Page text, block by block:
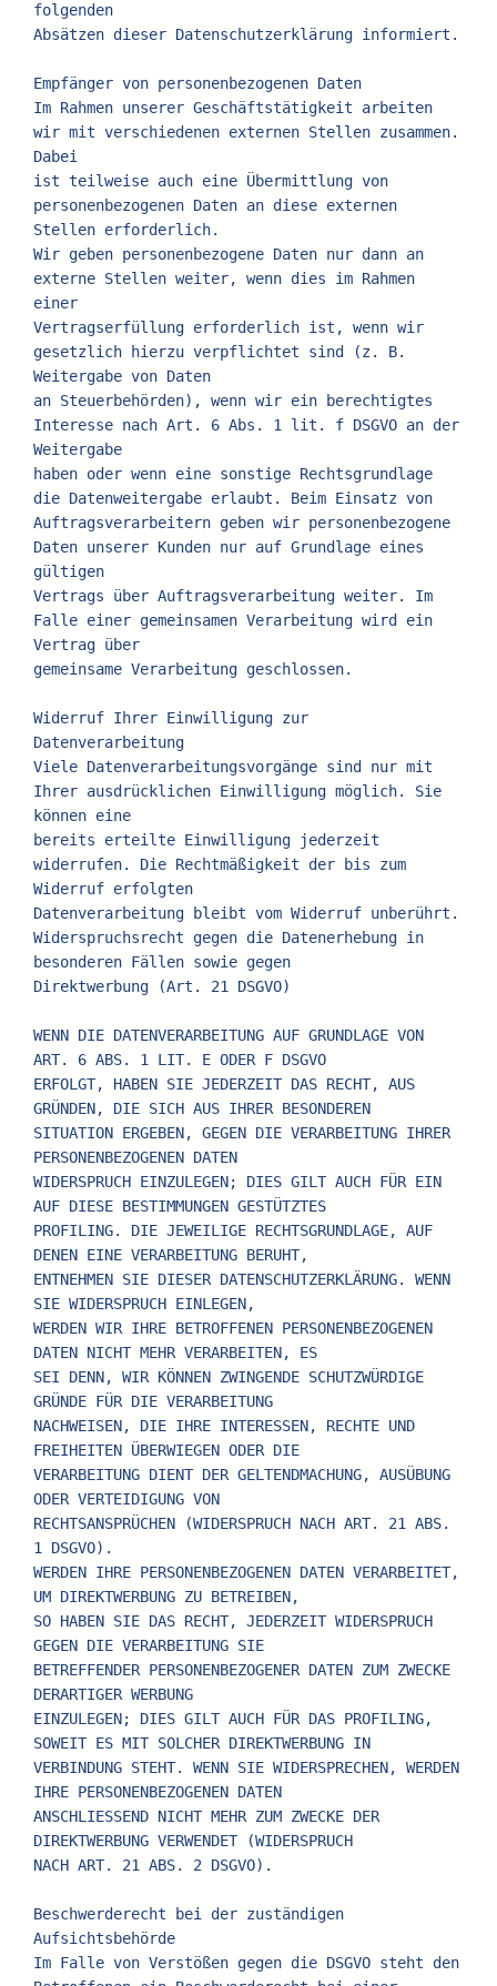
folgenden
Absätzen dieser Datenschutzerklärung informiert.
Empfänger von personenbezogenen Daten
Im Rahmen unserer Geschäftstätigkeit arbeiten
wir mit verschiedenen externen Stellen zusammen.
Dabei
ist teilweise auch eine Übermittlung von
personenbezogenen Daten an diese externen
Stellen erforderlich.
Wir geben personenbezogene Daten nur dann an
externe Stellen weiter, wenn dies im Rahmen
einer
Vertragserfüllung erforderlich ist, wenn wir
gesetzlich hierzu verpflichtet sind (z. B.
Weitergabe von Daten
an Steuerbehörden), wenn wir ein berechtigtes
Interesse nach Art. 6 Abs. 1 lit. f DSGVO an der
Weitergabe
haben oder wenn eine sonstige Rechtsgrundlage
die Datenweitergabe erlaubt. Beim Einsatz von
Auftragsverarbeitern geben wir personenbezogene
Daten unserer Kunden nur auf Grundlage eines
gültigen
Vertrags über Auftragsverarbeitung weiter. Im
Falle einer gemeinsamen Verarbeitung wird ein
Vertrag über
gemeinsame Verarbeitung geschlossen.
Widerruf Ihrer Einwilligung zur
Datenverarbeitung
Viele Datenverarbeitungsvorgänge sind nur mit
Ihrer ausdrücklichen Einwilligung möglich. Sie
können eine
bereits erteilte Einwilligung jederzeit
widerrufen. Die Rechtmäßigkeit der bis zum
Widerruf erfolgten
Datenverarbeitung bleibt vom Widerruf unberührt.
Widerspruchsrecht gegen die Datenerhebung in
besonderen Fällen sowie gegen
Direktwerbung (Art. 21 DSGVO)
WENN DIE DATENVERARBEITUNG AUF GRUNDLAGE VON
ART. 6 ABS. 1 LIT. E ODER F DSGVO
ERFOLGT, HABEN SIE JEDERZEIT DAS RECHT, AUS
GRÜNDEN, DIE SICH AUS IHRER BESONDEREN
SITUATION ERGEBEN, GEGEN DIE VERARBEITUNG IHRER
PERSONENBEZOGENEN DATEN
WIDERSPRUCH EINZULEGEN; DIES GILT AUCH FÜR EIN
AUF DIESE BESTIMMUNGEN GESTÜTZTES
PROFILING. DIE JEWEILIGE RECHTSGRUNDLAGE, AUF
DENEN EINE VERARBEITUNG BERUHT,
ENTNEHMEN SIE DIESER DATENSCHUTZERKLÄRUNG. WENN
SIE WIDERSPRUCH EINLEGEN,
WERDEN WIR IHRE BETROFFENEN PERSONENBEZOGENEN
DATEN NICHT MEHR VERARBEITEN, ES
SEI DENN, WIR KÖNNEN ZWINGENDE SCHUTZWÜRDIGE
GRÜNDE FÜR DIE VERARBEITUNG
NACHWEISEN, DIE IHRE INTERESSEN, RECHTE UND
FREIHEITEN ÜBERWIEGEN ODER DIE
VERARBEITUNG DIENT DER GELTENDMACHUNG, AUSÜBUNG
ODER VERTEIDIGUNG VON
RECHTSANSPRÜCHEN (WIDERSPRUCH NACH ART. 21 ABS.
1 DSGVO).
WERDEN IHRE PERSONENBEZOGENEN DATEN VERARBEITET,
UM DIREKTWERBUNG ZU BETREIBEN,
SO HABEN SIE DAS RECHT, JEDERZEIT WIDERSPRUCH
GEGEN DIE VERARBEITUNG SIE
BETREFFENDER PERSONENBEZOGENER DATEN ZUM ZWECKE
DERARTIGER WERBUNG
EINZULEGEN; DIES GILT AUCH FÜR DAS PROFILING,
SOWEIT ES MIT SOLCHER DIREKTWERBUNG IN
VERBINDUNG STEHT. WENN SIE WIDERSPRECHEN, WERDEN
IHRE PERSONENBEZOGENEN DATEN
ANSCHLIESSEND NICHT MEHR ZUM ZWECKE DER
DIREKTWERBUNG VERWENDET (WIDERSPRUCH
NACH ART. 21 ABS. 2 DSGVO).
Beschwerderecht bei der zuständigen
Aufsichtsbehörde
Im Falle von Verstößen gegen die DSGVO steht den